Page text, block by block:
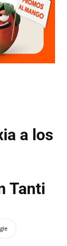
a los
Tanti